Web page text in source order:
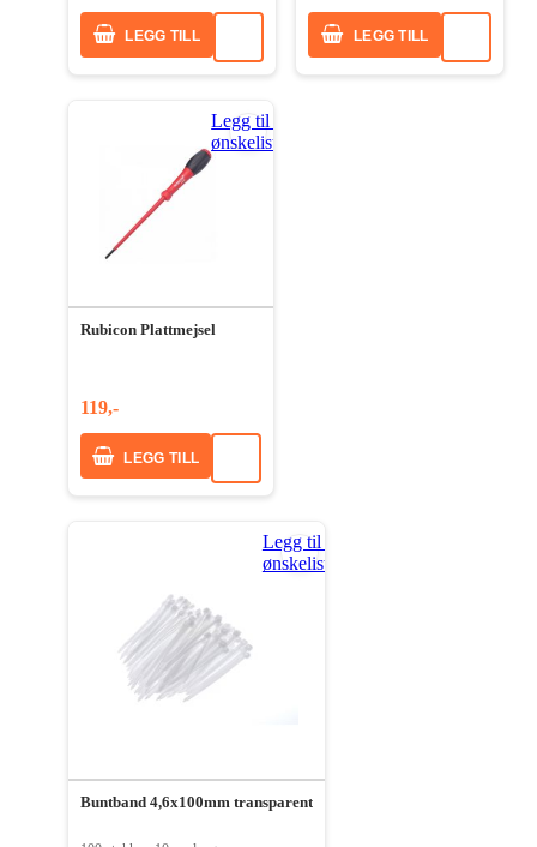
LEGG TILL LEGG TILL
Legg til i
ønskeliste
Rubicon Plattmejsel
119,-
LEGG TILL
Legg til i
ønskeliste
Buntband 4,6x100mm transparent